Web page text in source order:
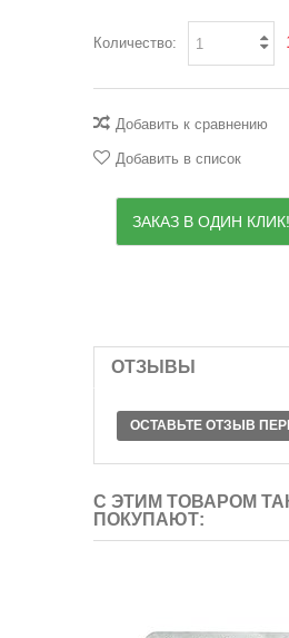
Количество:
Добавить к сравнению
Добавить в список
ЗАКАЗ В ОДИН КЛИК!
ОТЗЫВЫ
ОСТАВЬТЕ ОТЗЫВ
С ЭТИМ ТОВАРОМ
ПОКУПАЮТ: